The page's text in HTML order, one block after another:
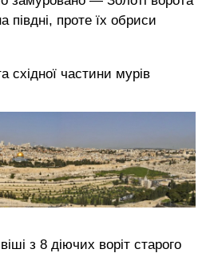
півдні, проте їх обриси
східної частини мурів
з 8 діючих воріт старого